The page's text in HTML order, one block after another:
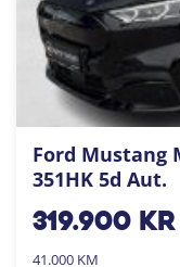
Ford Mustang
351HK 5d Aut.
319.900kr
41.000 KM